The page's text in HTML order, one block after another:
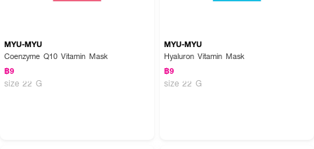
MYU-MYU
Coenzyme Q10 Vitamin Mask
฿9
size 22 G
MYU-MYU
Hyaluron Vitamin Mask
฿9
size 22 G